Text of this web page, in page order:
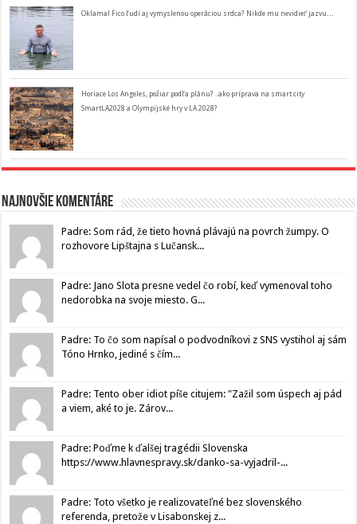
Oklamal Fico ľudí aj vymyslenou operáciou srdca? Nikde mu nevidieť jazvu…
Horiace Los Angeles, požiar podľa plánu? ..ako príprava na smart city
SmartLA2028 a Olympijské hry v LA 2028?
Najnovšie komentáre
Padre: Som rád, že tieto hovná plávajú na povrch žumpy. O
rozhovore Lipštajna s Lučansk...
Padre: Jano Slota presne vedel čo robí, keď vymenoval toho
nedorobka na svoje miesto. G...
Padre: To čo som napísal o podvodníkovi z SNS vystihol aj sám
Tóno Hrnko, jediné s čím...
Padre: Tento ober idiot píše citujem: "Zažil som úspech aj pád
a viem, aké to je. Zárov...
Padre: Poďme k ďalšej tragédii Slovenska
https://www.hlavnespravy.sk/danko-sa-vyjadril-...
Padre: Toto všetko je realizovateľné bez slovenského
referenda, pretože v Lisabonskej z...